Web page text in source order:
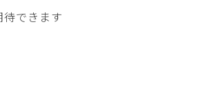
待できます